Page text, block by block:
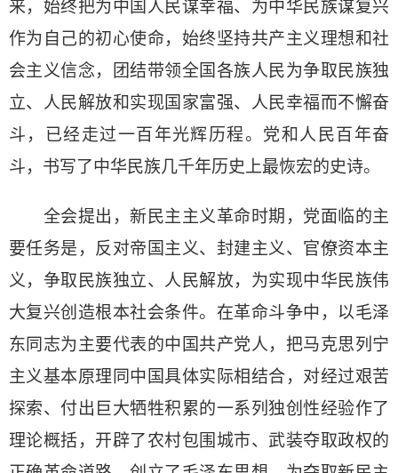
来，始终把为中国人民谋幸福、为中华民族谋复兴
作为自己的初心使命，始终坚持共产主义理想和社
会主义信念，团结带领全国各族人民为争取民族独
立、人民解放和实现国家富强、人民幸福而不懈奋
斗，已经走过一百年光辉历程。党和人民百年奋
斗，书写了中华民族几千年历史上最恢宏的史诗。
全会提出，新民主主义革命时期，党面临的主
要任务是，反对帝国主义、封建主义、官僚资本主
义，争取民族独立、人民解放，为实现中华民族伟
大复兴创造根本社会条件。在革命斗争中，以毛泽
东同志为主要代表的中国共产党人，把马克思列宁
主义基本原理同中国具体实际相结合，对经过艰苦
探索、付出巨大牺牲积累的一系列独创性经验作了
理论概括，开辟了农村包围城市、武装夺取政权的